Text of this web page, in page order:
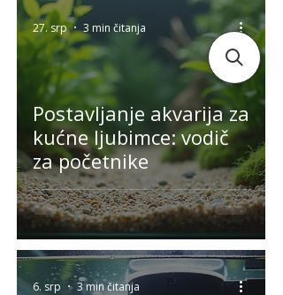
Postavljanje akvarija za
kućne ljubimce: vodič
za početnike
27. srp 3 min čitanja
6. srp 3 min čitanja